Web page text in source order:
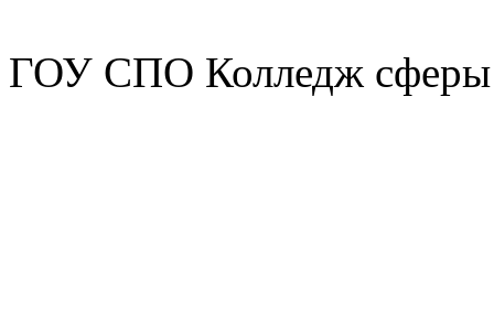
ГОУ СПО Колледж сферы